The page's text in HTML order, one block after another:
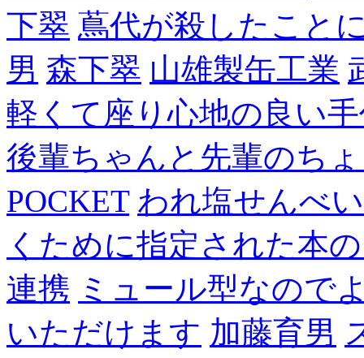
下翠 蔦代が殺したこと
男 森下翠 山雄製缶工業
軽くて座り心地の良い
後輩ちゃんと先輩のち
POCKET われ塩せんべい
くために指定された本
連携 ミュール型なので
いただけます 加藤育男